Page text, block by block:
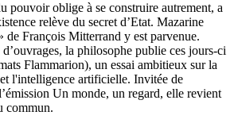
pouvoir oblige à se construire autrement, a
relève du secret d’Etat. Mazarine
de François Mitterrand y est parvenue.
la philosophe publie ces jours-ci
Flammarion), un essai ambitieux sur la
l'intelligence artificielle. Invitée de
Un monde, un regard, elle revient
commun.